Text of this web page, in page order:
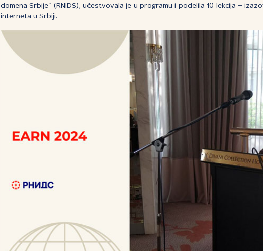
domena Srbije“ (RNIDS), učestvovala je u programu i podelila 10 lekcija –
interneta u Srbiji.